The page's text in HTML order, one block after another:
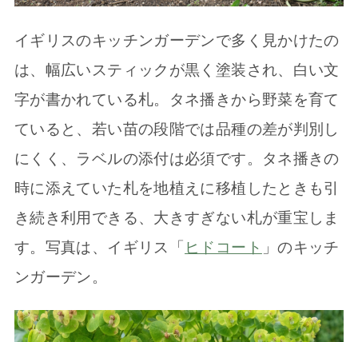
イギリスのキッチンガーデンで多く見かけたの
は、幅広いスティックが黒く塗装され、白い文
字が書かれている札。タネ播きから野菜を育て
ていると、若い苗の段階では品種の差が判別し
にくく、ラベルの添付は必須です。タネ播きの
時に添えていた札を地植えに移植したときも引
き続き利用できる、大きすぎない札が重宝しま
す。写真は、イギリス「 ヒドコート 」のキッチ
ンガーデン。